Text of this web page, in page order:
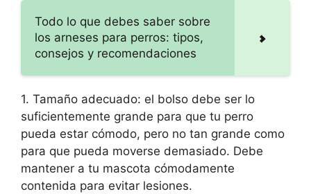
Todo lo que debes saber sobre
los arneses para perros: tipos,
consejos y recomendaciones
1. Tamaño adecuado: el bolso debe ser lo
suficientemente grande para que tu perro
pueda estar cómodo, pero no tan grande como
para que pueda moverse demasiado. Debe
mantener a tu mascota cómodamente
contenida para evitar lesiones.